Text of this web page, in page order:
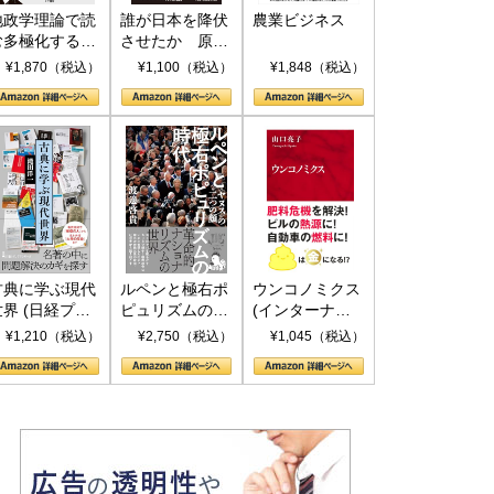
政学理論で読
多極化する世
トランプと
¥1,870（税込）
誰が日本を降伏
させたか 原爆
投下、ソ連参
(PHP新書)
¥1,100（税込）
農業ビジネス
¥1,848（税込）
典に学ぶ現代
界 (日経プレ
アシリーズ)
¥1,210（税込）
ルペンと極右ポ
ピュリズムの時
代：〈ヤヌス〉
¥2,750（税込）
ウンコノミクス
(インターナシ
ョナル新書)
¥1,045（税込）